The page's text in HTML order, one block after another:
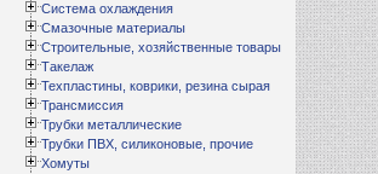
Система охлаждения
Смазочные материалы
Строительные, хозяйственные товары
Такелаж
Техпластины, коврики, резина сырая
Трансмиссия
Трубки металлические
Трубки ПВХ, силиконовые, прочие
Хомуты